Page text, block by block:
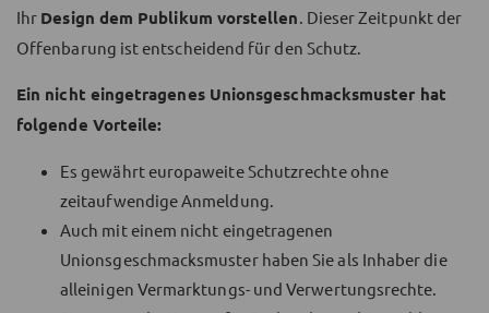
Ihr Design dem Publikum vorstellen. Dieser Zeitpunkt der
Offenbarung ist entscheidend für den Schutz.
Ein nicht eingetragenes Unionsgeschmacksmuster hat
folgende Vorteile:
Es gewährt europaweite Schutzrechte ohne
zeitaufwendige Anmeldung.
Auch mit einem nicht eingetragenen
Unionsgeschmacksmuster haben Sie als Inhaber die
alleinigen Vermarktungs- und Verwertungsrechte.